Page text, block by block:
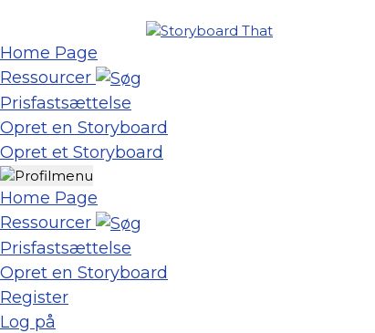
Home Page
Ressourcer
Prisfastsættelse
Opret en Storyboard
Opret et Storyboard
Home Page
Ressourcer
Prisfastsættelse
Opret en Storyboard
Register
Log på